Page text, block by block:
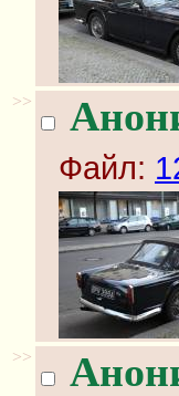
>>
Файл:
>>